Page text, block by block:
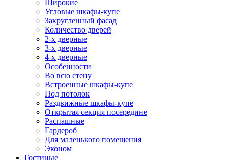
Широкие
Угловые шкафы-купе
Закругленный фасад
Количество дверей
2-х дверные
3-х дверные
4-х дверные
Особенности
Во всю стену
Встроенные шкафы-купе
Под потолок
Раздвижные шкафы-купе
Открытая секция посередине
Распашные
Гардероб
Для маленького помещения
Эконом
Гостиные